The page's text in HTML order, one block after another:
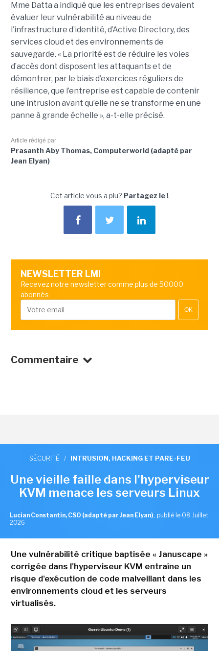
Mme Datta a indiqué que les entreprises devaient
évaluer leur vulnérabilité au niveau de
l’infrastructure d’identité, d’Active Directory, des
services cloud et des environnements de
sauvegarde. « La priorité est de réduire les voies
d’accès dont disposent les attaquants et de
démontrer, par le biais d’exercices réguliers de
résilience, que l’entreprise est capable de contenir
une intrusion avant qu’elle ne se transforme en une
panne à grande échelle », a-t-elle précisé.
Article rédigé par
Prasanth Aby Thomas, Computerworld (adapté par
Jean Elyan)
Cet article vous a plu? Partagez le !
NEWSLETTER LMI
Recevez notre newsletter comme plus de 50000
abonnés
OK
Commentaire
SÉCURITÉ / INTRUSION, HACKING ET PARE-FEU
Une vieille faille dans l'hyperviseur
KVM menace les serveurs Linux
Lucian Constantin, CSO (adapté par Jean Elyan) , publié le 08 Juillet
2026
Une vulnérabilité critique baptisée « Januscape »
corrigée dans l'hyperviseur KVM entraîne un
risque d'exécution de code malveillant dans les
environnements cloud et les serveurs
virtualisés.